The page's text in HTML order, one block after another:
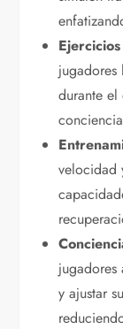
jugadores
durante el
velocidad
y ajustar